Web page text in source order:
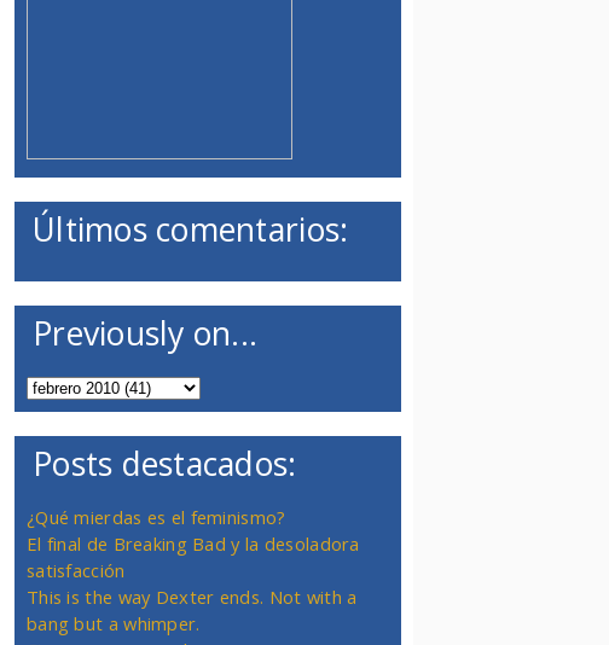
Últimos comentarios:
Previously on...
Posts destacados:
¿Qué mierdas es el feminismo?
El final de Breaking Bad y la desoladora
satisfacción
This is the way Dexter ends. Not with a
bang but a whimper.